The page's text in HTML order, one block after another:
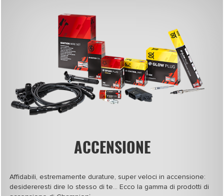
ACCENSIONE
Affidabili, estremamente durature, super veloci in accensione:
desidereresti dire lo stesso di te… Ecco la gamma di prodotti di
®